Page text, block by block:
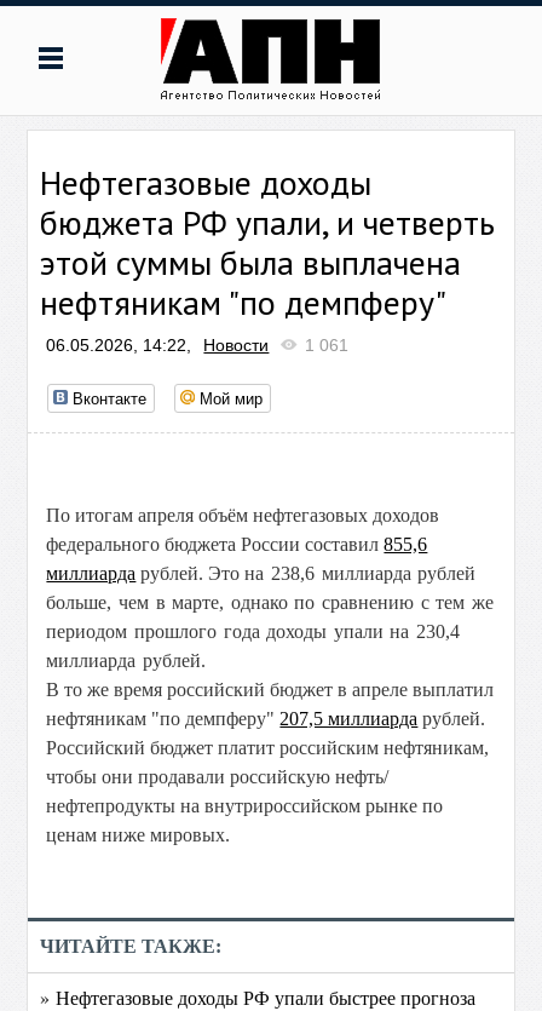
Нефтегазовые доходы
бюджета РФ упали, и четверть
этой суммы была выплачена
нефтяникам "по демпферу"
06.05.2026, 14:22, Новости 1 061
Вконтакте Мой мир
По итогам апреля объём нефтегазовых доходов
федерального бюджета России составил855,6
миллиарда рублей. Этона 238,6 миллиарда рублей
больше, чем в марте, однако по сравнению с тем же
периодом прошлого года доходы упалина 230,4
миллиарда рублей.
В то же время российский бюджет в апреле выплатил
нефтяникам "по демпферу" 207,5 миллиарда рублей.
Российский бюджет платит российским нефтяникам,
чтобы они продавали российскую нефть/
нефтепродукты на внутрироссийском рынке по
ценам ниже мировых.
ЧИТАЙТЕ ТАКЖЕ:
» Нефтегазовые доходы РФ упали быстрее прогноза